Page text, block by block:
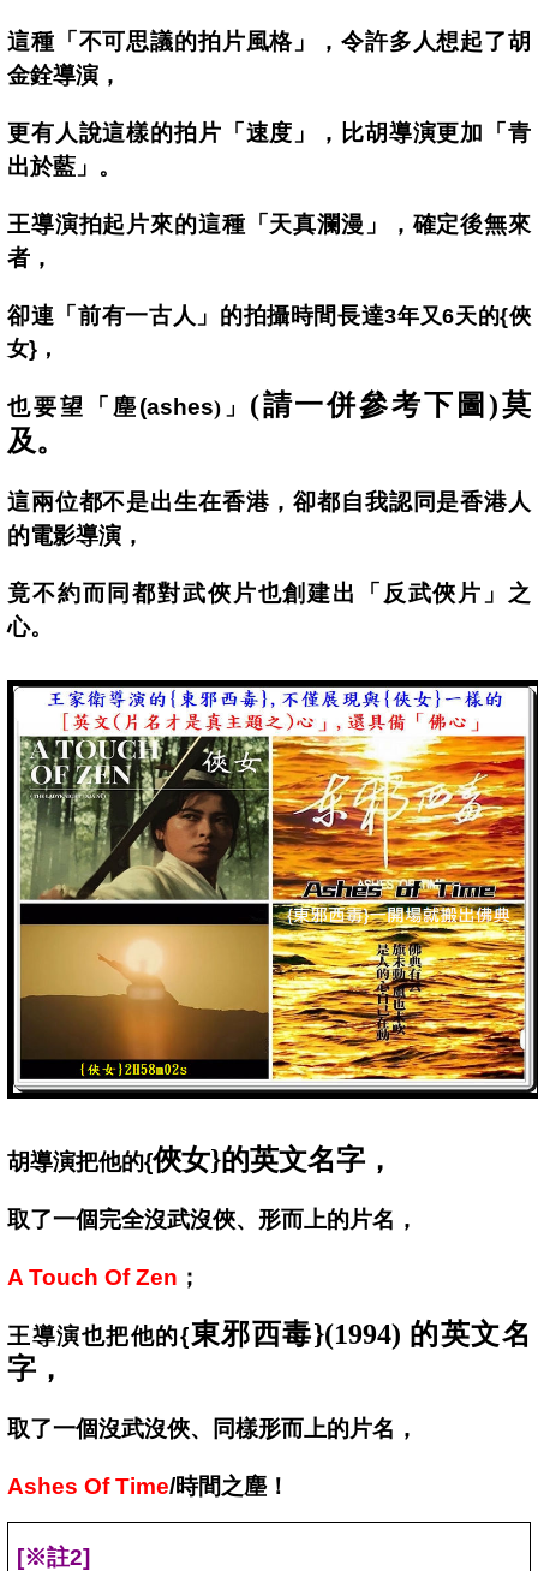
這種「不可思議的拍片風格」，令許多人想起了胡
金銓導演，
更有人說這樣的拍片「速度」，比胡導演更加「青
出於藍」。
王導演拍起片來的這種「天真瀾漫」，確定後無來
者，
卻連「前有一古人」的拍攝時間長達3年又6天的{俠
女}，
也要望「塵(ashes)」 (請一併參考下圖)莫
及。
這兩位都不是出生在香港，卻都自我認同是香港人
的電影導演，
竟不約而同都對武俠片也創建出「反武俠片」之
心。
胡導演把他的{俠女}的英文名字，
取了一個完全沒武沒俠、形而上的片名，
A Touch Of Zen ；
王導演也把他的{東邪西毒}(1994) 的英文名
字，
取了一個沒武沒俠、同樣形而上的片名，
Ashes Of Time/時間之塵！
[※註2]